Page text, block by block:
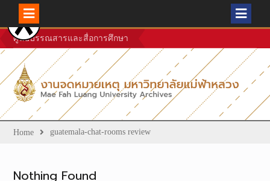
Skip
to
content
ศูนย์บรรณสารและสื่อการศึกษา
Home guatemala-chat-rooms review
Nothing Found